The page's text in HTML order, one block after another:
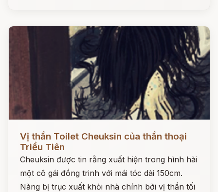
Đọc ngay
Vị thần Toilet Cheuksin của thần thoại
Triều Tiên
Cheuksin được tin rằng xuất hiện trong hình hài
một cô gái đồng trinh với mái tóc dài 150cm.
Nàng bị trục xuất khỏi nhà chính bởi vị thần tối